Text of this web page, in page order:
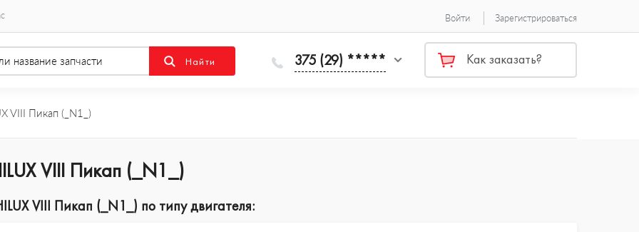
Войти Зарегистрироваться
375 (29) ***** Как заказать?
VIII Пикап (_N1_)
VIII Пикап (_N1_)
VIII Пикап (_N1_) по типу двигателя: